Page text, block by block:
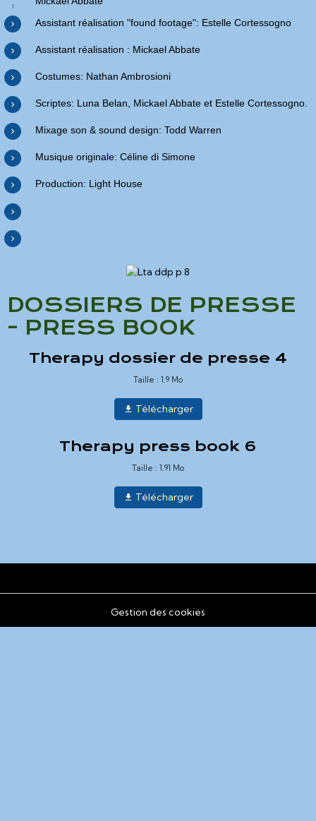
Assistant réalisation "found footage": Estelle Cortessogno
Assistant réalisation : Mickael Abbate
Costumes: Nathan Ambrosioni
Scriptes: Luna Belan, Mickael Abbate et Estelle Cortessogno.
Mixage son & sound design: Todd Warren
Musique originale: Céline di Simone
Production: Light House
DOSSIERS DE PRESSE
- PRESS BOOK
Therapy dossier de presse 4
Taille : 1.9 Mo
Télécharger
Therapy press book 6
Taille : 1.91 Mo
Télécharger
Gestion des cookies